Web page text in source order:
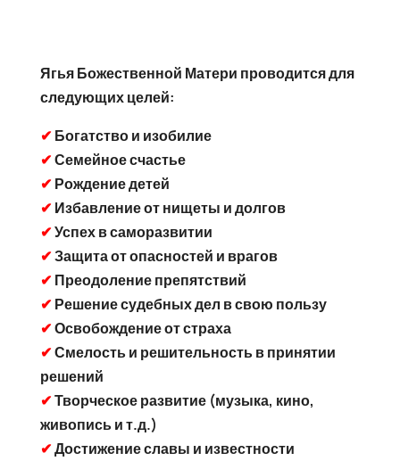
Ягья Божественной Матери проводится для
следующих целей:
✔ Богатство и изобилие
✔Семейное счастье
✔ Рождение детей
✔ Избавление от нищеты и долгов
✔Успех в саморазвитии
✔Защита от опасностей и врагов
✔ Преодоление препятствий
✔ Решение судебных дел в свою пользу
✔Освобождение от страха
✔Смелость и решительность в принятии
решений
✔Творческое развитие (музыка, кино,
живопись и т.д.)
✔Достижение славы и известности